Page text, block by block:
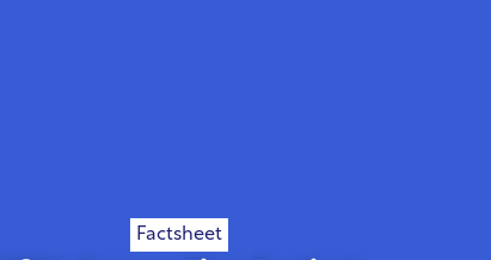
Factsheet